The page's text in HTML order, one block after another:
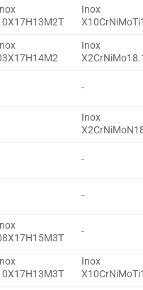
Inox
Inox
-
Inox
-
-
-
Inox